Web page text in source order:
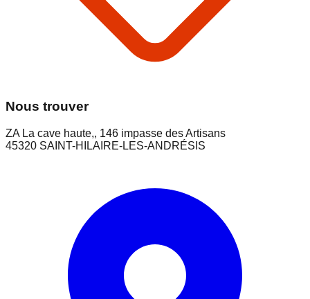
Nous trouver
ZA La cave haute,, 146 impasse des Artisans
45320 SAINT-HILAIRE-LES-ANDRÉSIS